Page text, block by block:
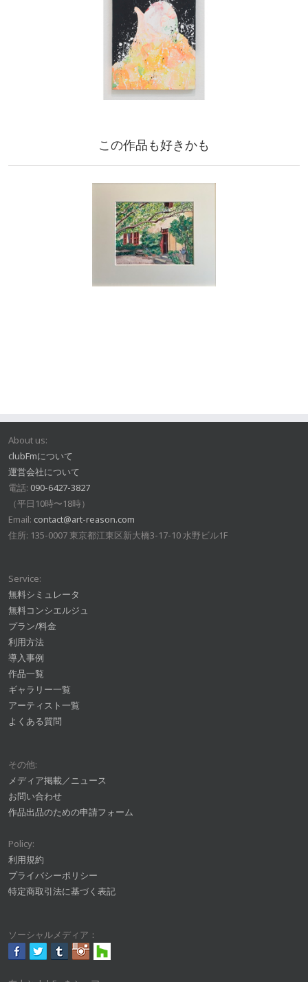
この作品も好きかも
About us:
clubFmについて
運営会社について
電話: 090-6427-3827
（平日10時〜18時）
Email: contact@art-reason.com
住所: 135-0007 東京都江東区新大橋3-17-10 水野ビル1F
Service:
無料シミュレータ
無料コンシエルジュ
プラン/料金
利用方法
導入事例
作品一覧
ギャラリー一覧
アーティスト一覧
よくある質問
その他:
メディア掲載／ニュース
お問い合わせ
作品出品のための申請フォーム
Policy:
利用規約
プライバシーポリシー
特定商取引法に基づく表記
ソーシャルメディア：